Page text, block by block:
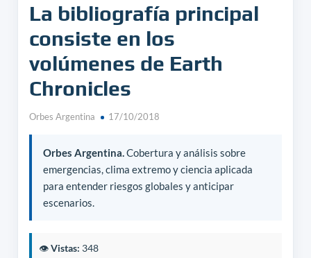
La bibliografía principal
consiste en los
volúmenes de Earth
Chronicles
Orbes Argentina 17/10/2018
Orbes Argentina.Cobertura y análisis sobre
emergencias, clima extremo y ciencia aplicada
para entender riesgos globales y anticipar
escenarios.
👁️Vistas: 348